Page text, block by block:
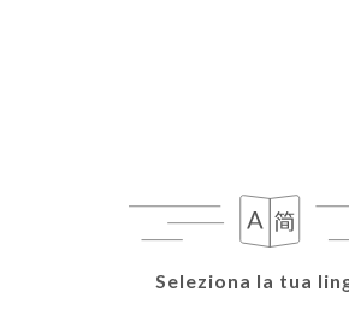
Seleziona la tua
Seleziona la tua